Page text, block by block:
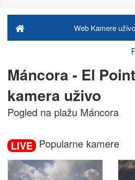
Web Kamere uživo
Máncora - El
kamera uživo
Pogled na plažu Máncora
LIVE Popularne kamere